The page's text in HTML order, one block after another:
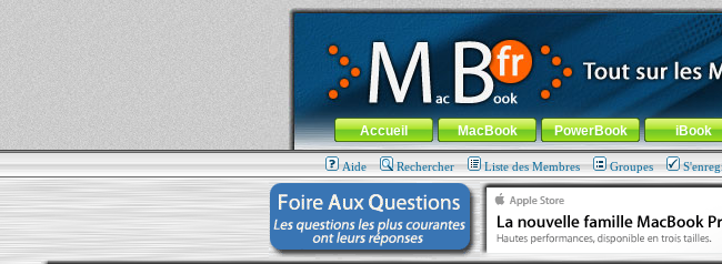
MacBook-fr.com : 100% Apple... 100% nomade !
Aller au contenu-Aller au menu général-Aller au menu de la
Menu général
Accueil MacBook PowerBook iBook
Aide Rechercher Liste des Membres Groupes